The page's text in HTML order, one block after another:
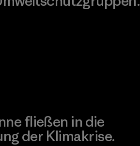
fließen in die
der Klimakrise.